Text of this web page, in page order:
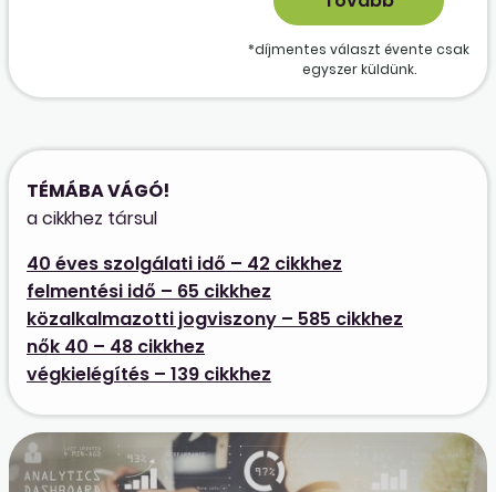
*díjmentes választ évente csak
egyszer küldünk.
TÉMÁBA VÁGÓ!
a cikkhez társul
40 éves szolgálati idő – 42 cikkhez
felmentési idő – 65 cikkhez
közalkalmazotti jogviszony – 585 cikkhez
nők 40 – 48 cikkhez
végkielégítés – 139 cikkhez